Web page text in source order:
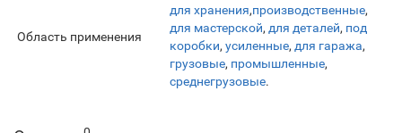
Область применения
для хранения,производственные,
для мастерской, для деталей, под
коробки, усиленные, для гаража,
грузовые, промышленные,
среднегрузовые.